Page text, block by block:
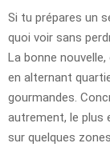
Si tu prépares un
quoi voir sans
La bonne
en alternant
gourmandes.
autrement, le plus
sur quelques